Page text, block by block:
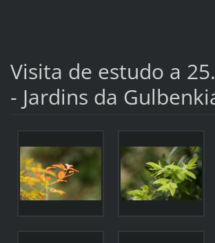
Visita de estudo a
- Jardins da